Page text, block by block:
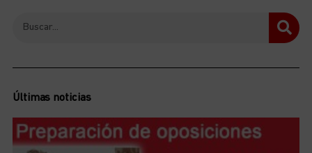
Últimas noticias